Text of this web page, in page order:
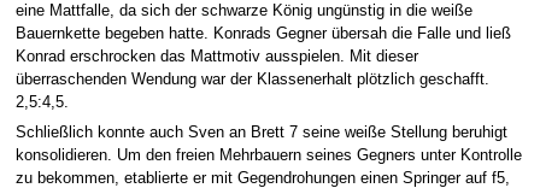
eine Mattfalle, da sich der schwarze König ungünstig in die weiße
Bauernkette begeben hatte. Konrads Gegner übersah die Falle und ließ
Konrad erschrocken das Mattmotiv ausspielen. Mit dieser
überraschenden Wendung war der Klassenerhalt plötzlich geschafft.
2,5:4,5.
Schließlich konnte auch Sven an Brett 7 seine weiße Stellung beruhigt
konsolidieren. Um den freien Mehrbauern seines Gegners unter Kontrolle
zu bekommen, etablierte er mit Gegendrohungen einen Springer auf f5,